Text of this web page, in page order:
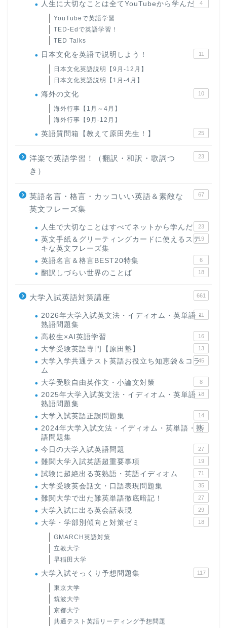
人生に大切なことは全てYouTubeから学んだ 4
YouTubeで英語学習
TED-Edで英語学習！
TED Talks
日本文化を英語で説明しよう！ 11
日本文化英語説明【9月-12月】
日本文化英語説明【1月-4月】
海外の文化 10
海外行事【1月～4月】
海外行事【9月-12月】
英語質問箱【教えて原田先生！】 25
洋楽で英語学習！（翻訳・和訳・歌詞つ
き）
23
英語名言・格言・カッコいい英語＆素敵な
英文フレーズ集
67
人生で大切なことはすべてネットから学んだ 23
英文手紙＆グリーティングカードに使えるステ
キな英文フレーズ集
19
英語名言＆格言BEST20特集 6
翻訳しづらい世界のことば 18
大学入試英語対策講座 661
2026年大学入試英文法・イディオム・英単語・
熟語問題集
11
高校生×AI英語学習 16
大学受験英語専門【原田塾】 13
大学入学共通テスト英語お役立ち知恵袋＆コラ
ム
45
大学受験自由英作文・小論文対策 8
2025年大学入試英文法・イディオム・英単語・
熟語問題集
18
大学入試英語正誤問題集 14
2024年大学入試文法・イディオム・英単語・熟
語問題集
15
今日の大学入試英語問題 27
難関大学入試英語超重要事項 19
試験に超絶出る英熟語・英語イディオム 71
大学受験英会話文・口語表現問題集 35
難関大学で出た難英単語徹底暗記！ 27
大学入試に出る英会話表現 29
大学・学部別傾向と対策ゼミ 18
GMARCH英語対策
立教大学
早稲田大学
大学入試そっくり予想問題集 117
東京大学
筑波大学
京都大学
共通テスト英語リーディング予想問題